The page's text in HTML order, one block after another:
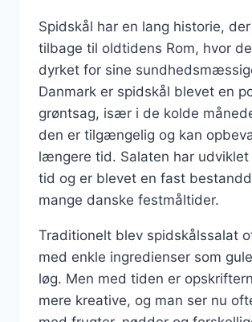
Spidskål har en lang historie,
tilbage til oldtidens Rom, hvor
dyrket for sine
Danmark er spidskål blevet en
grøntsag, især i de kolde
den er tilgængelig og kan
længere tid. Salaten har udviklet
tid og er blevet en fast
mange danske festmåltider.
Traditionelt blev spidskålssalat
med enkle ingredienser som
løg. Men med tiden er
mere kreative, og man ser nu